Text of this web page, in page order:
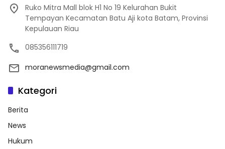
Ruko Mitra Mall blok H1 No 19 Kelurahan Bukit
Tempayan Kecamatan Batu Aji kota Batam, Provinsi
Kepulauan Riau
085356111719
moranewsmedia@gmail.com
Kategori
Berita
News
Hukum